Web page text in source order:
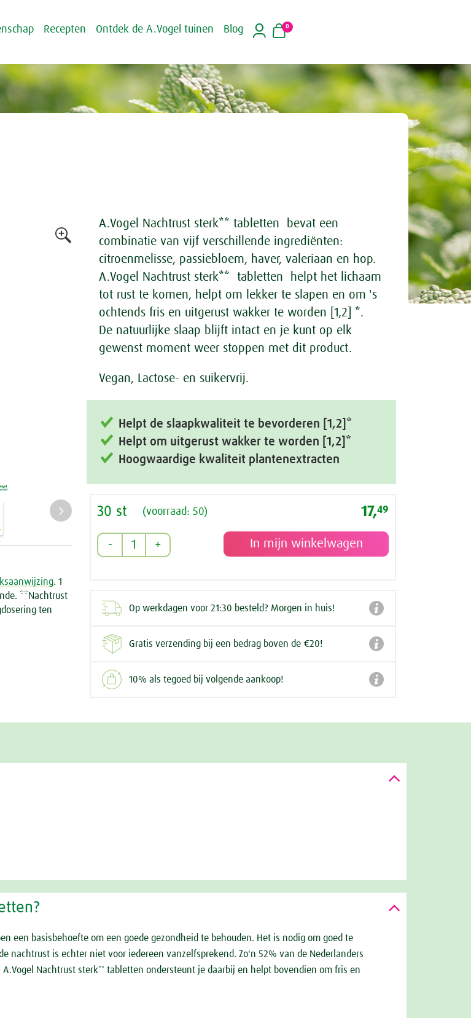
Recepten Ontdek de A.Vogel tuinen Blog 0
. 1
**Nachtrust
ten
A.Vogel Nachtrust sterk** tabletten bevat een
combinatie van vijf verschillende ingrediënten:
citroenmelisse, passiebloem, haver, valeriaan en hop.
A.Vogel Nachtrust sterk** tabletten helpt het lichaam
tot rust te komen, helpt om lekker te slapen en om 's
ochtends fris en uitgerust wakker te worden [1,2] *.
De natuurlijke slaap blijft intact en je kunt op elk
gewenst moment weer stoppen met dit product.
Vegan, Lactose- en suikervrij.
Helpt de slaapkwaliteit te bevorderen [1,2]*
Helpt om uitgerust wakker te worden [1,2]*
Hoogwaardige kwaliteit plantenextracten
30 st (voorraad: 50) 17,49
Op werkdagen voor 21:30 besteld? Morgen in huis! 
Gratis verzending bij een bedrag boven de €20! 
10% als tegoed bij volgende aankoop! 
een basisbehoefte om een goede gezondheid te behouden. Het is nodig om goed te
nachtrust is echter niet voor iedereen vanzelfsprekend. Zo'n 52% van de Nederlanders
A.Vogel Nachtrust sterk** tabletten ondersteunt je daarbij en helpt bovendien om fris en